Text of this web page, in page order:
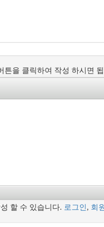
튼을 클릭하여 작성 하시면
할 수 있습니다. 로그인 , 회